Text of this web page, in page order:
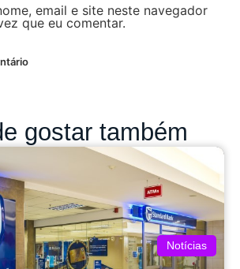
email e site neste navegador
que eu comentar.
gostar também
Notícias